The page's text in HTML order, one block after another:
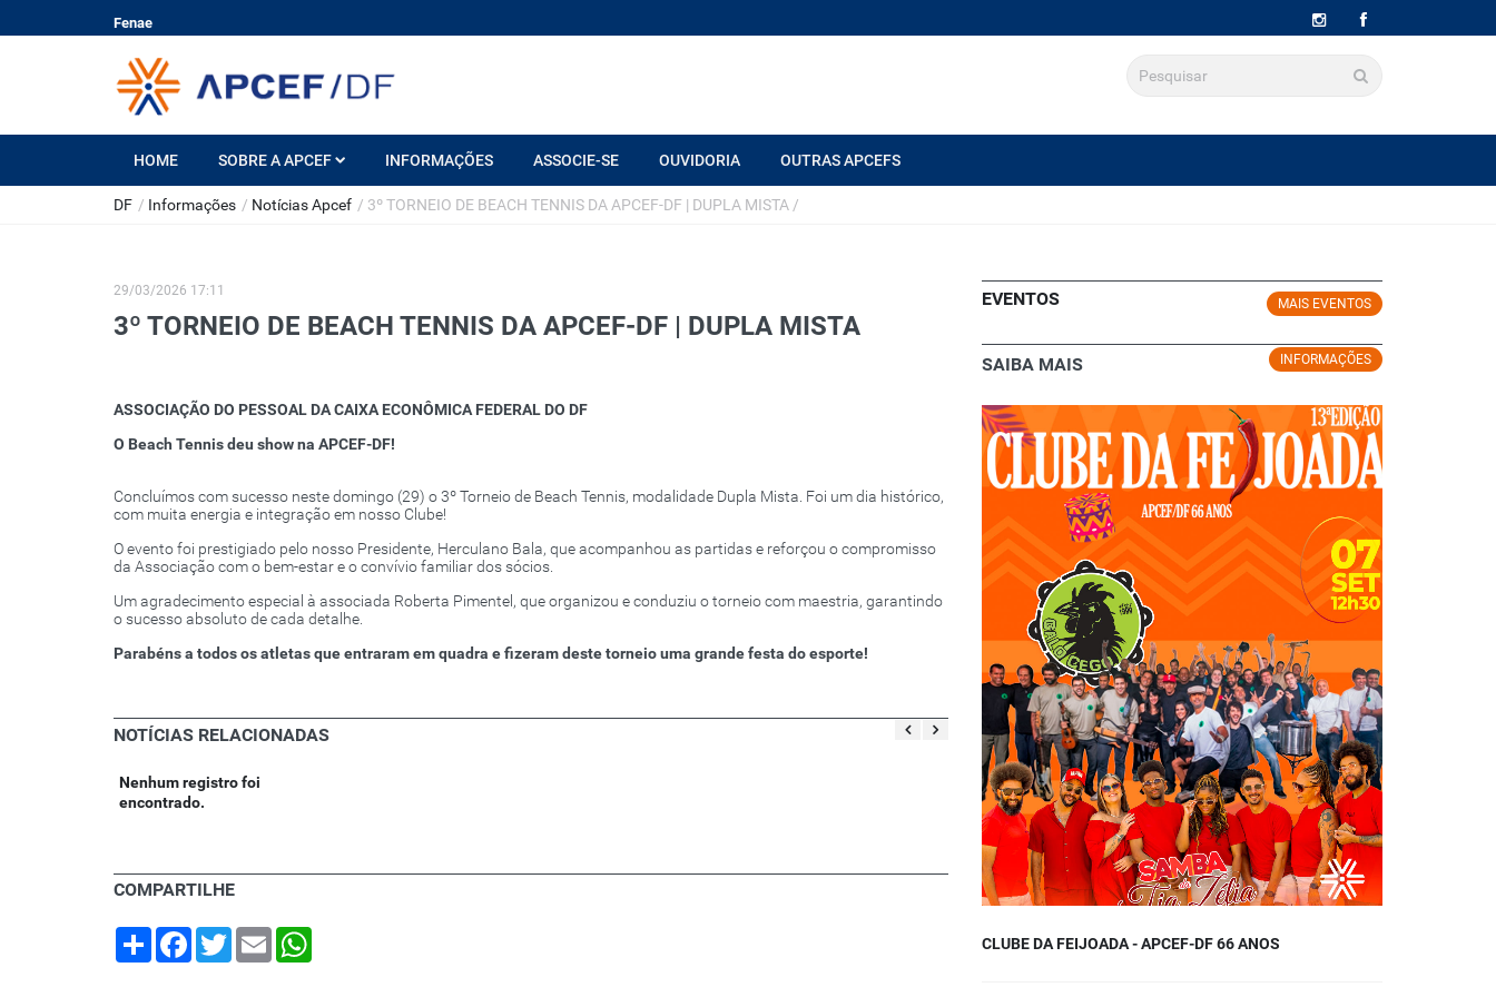
Fenae
HOME SOBRE A APCEF INFORMAÇÕES ASSOCIE-SE OUVIDORIA OUTRAS APCEFS
DF / Informações / Notícias Apcef / 3º TORNEIO DE BEACH TENNIS DA APCEF-DF | DUPLA MISTA /
29/03/2026 17:11
3º TORNEIO DE BEACH TENNIS DA APCEF-DF | DUPLA MISTA
ASSOCIAÇÃO DO PESSOAL DA CAIXA ECONÔMICA FEDERAL DO DF
O Beach Tennis deu show na APCEF-DF!
Concluímos com sucesso neste domingo (29) o 3º Torneio de Beach Tennis, modalidade Dupla Mista. Foi um dia histórico,
com muita energia e integração em nosso Clube!
O evento foi prestigiado pelo nosso Presidente, Herculano Bala, que acompanhou as partidas e reforçou o compromisso
da Associação com o bem-estar e o convívio familiar dos sócios.
Um agradecimento especial à associada Roberta Pimentel, que organizou e conduziu o torneio com maestria, garantindo
o sucesso absoluto de cada detalhe.
Parabéns a todos os atletas que entraram em quadra e fizeram deste torneio uma grande festa do esporte! ️
NOTÍCIAS RELACIONADAS
Nenhum registro foi
encontrado.
COMPARTILHE
Share Facebook
TwitterEmail
MAIS EVENTOS
EVENTOS
INFORMAÇÕES
SAIBA MAIS
CLUBE DA FEIJOADA - APCEF-DF 66 ANOS